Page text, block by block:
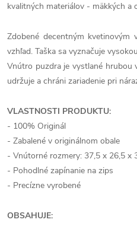
kvalitných materiálov - mäkkých a
Zdobené decentným
vzhľad. Taška sa vyznačuje
Vnútro puzdra je vystlané hrubou
udržuje a chráni zariadenie pri
VLASTNOSTI PRODUKTU:
- 100% Originál
- Zabalené v originálnom obale
- Vnútorné rozmery: 37,5 x 26,5 x
- Pohodlné zapínanie na zips
- Precízne vyrobené
OBSAHUJE: